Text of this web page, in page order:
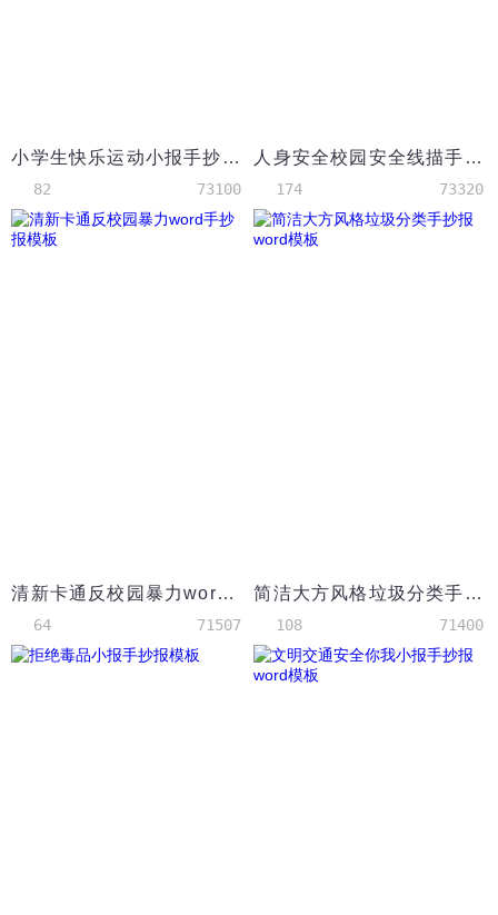
小学生快乐运动小报手抄报Word模板
82 73100
人身安全校园安全线描手抄报word模板
174 73320
清新卡通反校园暴力word手抄报模板
64 71507
简洁大方风格垃圾分类手抄报word模板
108 71400